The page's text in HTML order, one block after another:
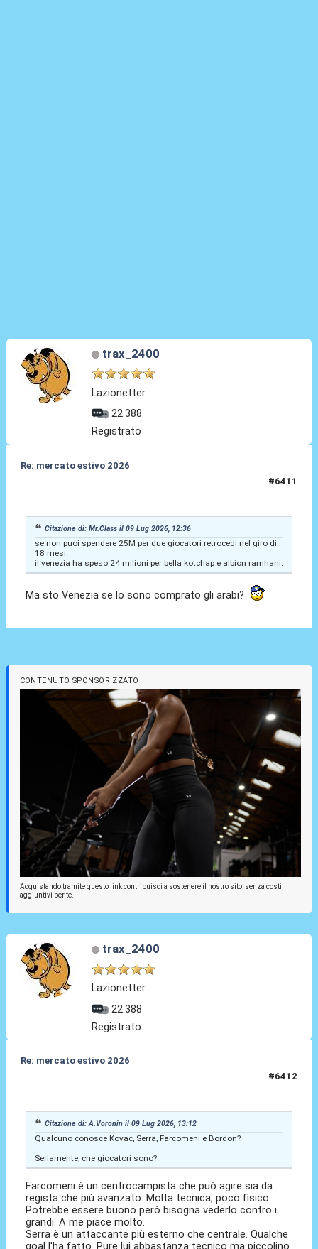
trax_2400
Lazionetter
22.388
Registrato
Re: mercato estivo 2026
#6411
Citazione di: Mr.Class il 09 Lug 2026, 12:36
se non puoi spendere 25M per due giocatori retrocedi nel giro di
18 mesi.
il venezia ha speso 24 milioni per bella kotchap e albion ramhani.
Ma sto Venezia se lo sono comprato gli arabi?
CONTENUTO SPONSORIZZATO
Acquistando tramite questo link contribuisci a sostenere il nostro sito, senza costi
aggiuntivi per te.
trax_2400
Lazionetter
22.388
Registrato
Re: mercato estivo 2026
#6412
Citazione di: A.Voronin il 09 Lug 2026, 13:12
Qualcuno conosce Kovac, Serra, Farcomeni e Bordon?
Seriamente, che giocatori sono?
Farcomeni è un centrocampista che può agire sia da
regista che più avanzato. Molta tecnica, poco fisico.
Potrebbe essere buono però bisogna vederlo contro i
grandi. A me piace molto.
Serra è un attaccante più esterno che centrale. Qualche
goal l'ha fatto. Pure lui abbastanza tecnico ma piccolino